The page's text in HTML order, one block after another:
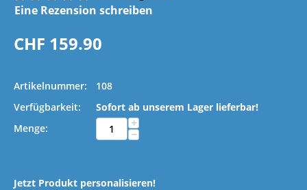
Eine Rezension schreiben
CHF 159.90
Artikelnummer:
108
Verfügbarkeit:
Sofort ab unserem Lager lieferbar!
Menge:
+
−
Jetzt Produkt personalisieren!